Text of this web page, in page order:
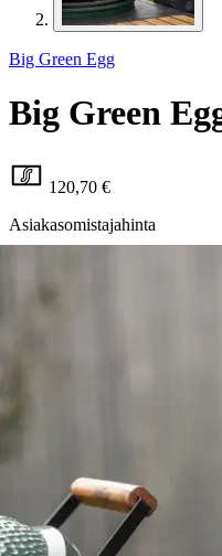
Big Green Egg
Big Green
120,70 €
Asiakasomistajahinta
Ilmainen
Postin
palvelupisteeseen!